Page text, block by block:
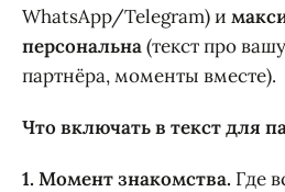
WhatsApp/Telegram) и
персональна(текст про
партнёра, моменты вместе).
Что включать в текст для
1. Момент знакомства. Где